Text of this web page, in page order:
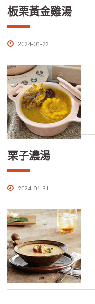
板栗黃金雞湯
2024-01-22
栗子濃湯
2024-01-31